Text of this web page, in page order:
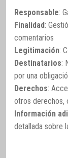
Responsable:
Finalidad:
comentarios
Legitimación:
Destinatarios:
por una
Derechos:
otros derechos,
Información
detallada sobre